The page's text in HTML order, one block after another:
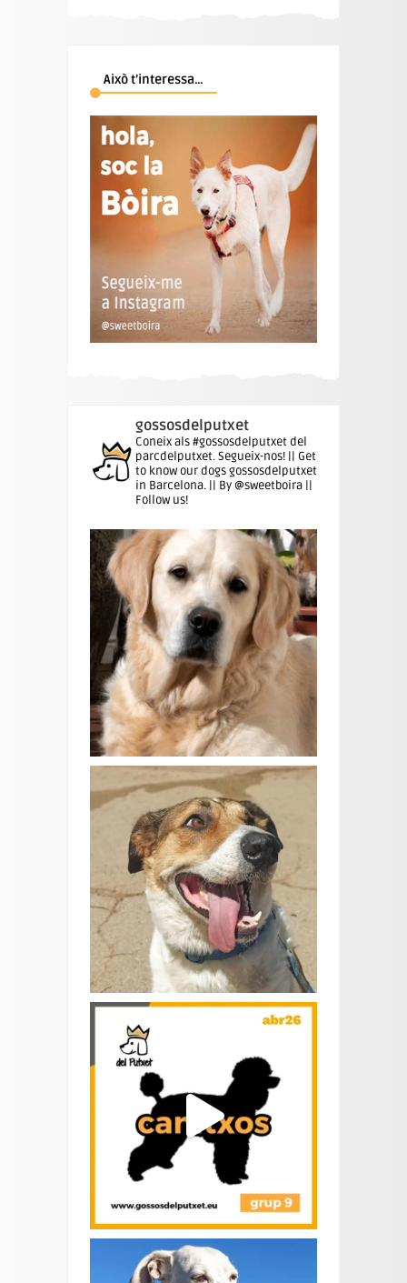
Això t’interessa…
gossosdelputxet
Coneix als #gossosdelputxet del
parcdelputxet. Segueix-nos! || Get
to know our dogs gossosdelputxet
in Barcelona. || By @sweetboira ||
Follow us!